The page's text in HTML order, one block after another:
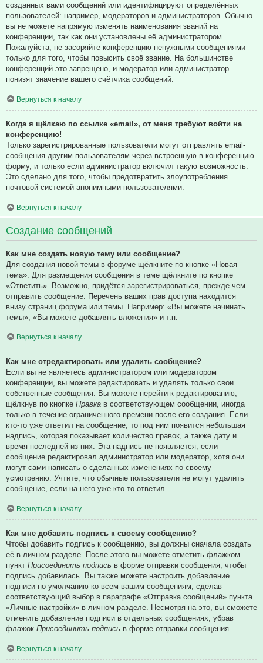
созданных вами сообщений или идентифицируют определённых
пользователей: например, модераторов и администраторов. Обычно
вы не можете напрямую изменять наименования званий на
конференции, так как они установлены её администратором.
Пожалуйста, не засоряйте конференцию ненужными сообщениями
только для того, чтобы повысить своё звание. На большинстве
конференций это запрещено, и модератор или администратор
понизят значение вашего счётчика сообщений.
Вернуться к началу
Когда я щёлкаю по ссылке «email», от меня требуют войти на
конференцию!
Только зарегистрированные пользователи могут отправлять email-
сообщения другим пользователям через встроенную в конференцию
форму, и только если администратор включил такую возможность.
Это сделано для того, чтобы предотвратить злоупотребления
почтовой системой анонимными пользователями.
Вернуться к началу
Создание сообщений
Как мне создать новую тему или сообщение?
Для создания новой темы в форуме щёлкните по кнопке «Новая
тема». Для размещения сообщения в теме щёлкните по кнопке
«Ответить». Возможно, придётся зарегистрироваться, прежде чем
отправить сообщение. Перечень ваших прав доступа находится
внизу страниц форума или темы. Например: «Вы можете начинать
темы», «Вы можете добавлять вложения» и т.п.
Вернуться к началу
Как мне отредактировать или удалить сообщение?
Если вы не являетесь администратором или модератором
конференции, вы можете редактировать и удалять только свои
собственные сообщения. Вы можете перейти к редактированию,
щёлкнув по кнопке Правка в соответствующем сообщении, иногда
только в течение ограниченного времени после его создания. Если
кто-то уже ответил на сообщение, то под ним появится небольшая
надпись, которая показывает количество правок, а также дату и
время последней из них. Эта надпись не появляется, если
сообщение редактировал администратор или модератор, хотя они
могут сами написать о сделанных изменениях по своему
усмотрению. Учтите, что обычные пользователи не могут удалить
сообщение, если на него уже кто-то ответил.
Вернуться к началу
Как мне добавить подпись к своему сообщению?
Чтобы добавить подпись к сообщению, вы должны сначала создать
её в личном разделе. После этого вы можете отметить флажком
пункт Присоединить подпись в форме отправки сообщения, чтобы
подпись добавилась. Вы также можете настроить добавление
подписи по умолчанию ко всем вашим сообщениям, сделав
соответствующий выбор в параграфе «Отправка сообщений» пункта
«Личные настройки» в личном разделе. Несмотря на это, вы сможете
отменить добавление подписи в отдельных сообщениях, убрав
флажок Присоединить подпись в форме отправки сообщения.
Вернуться к началу